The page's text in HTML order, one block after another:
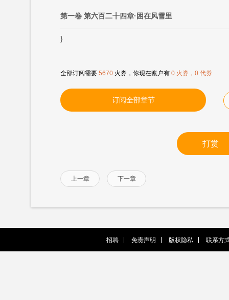
第一卷 第六百二十四章·困在风雪里
}
全部订阅需要 5670 火券，你现在账户有 0 火券，0 代券
订阅全部章节
打赏
上一章 下一章
招聘 免责声明 版权隐私 联系方